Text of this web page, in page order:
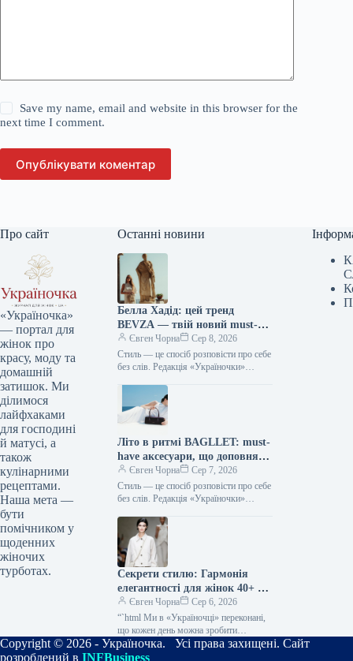
Save my name, email and website in this browser for the
next time I comment.
Опублікувати коментар
Про сайт
«Україночка»
— портал для
жінок про
красу, моду та
домашній
затишок. Ми
ділимося
лайфхаками
для господині
й матусі, а
також
кулінарними
рецептами.
Наша мета —
бути
помічником у
щоденних
жіночих
турботах.
Останні новини
Белла Хадід: цей тренд
BEVZA — твій новий must-
have сезону!
Євген Чорна
Сер 8, 2026
Стиль — це спосіб розповісти про себе
без слів. Редакція «Україночки»
тенденціями, і сьогодні ми
підготували…
Літо в ритмі BAGLLET: must-
have аксесуари, що доповнять
твій фешн-образ
Євген Чорна
Сер 7, 2026
Стиль — це спосіб розповісти про себе
без слів. Редакція «Україночки»
тенденціями, і сьогодні ми
підготували…
Секрети стилю: Гармонія
елегантності для жінок 40+ від
топ-стилістки
Євген Чорна
Сер 6, 2026
“`html Ми в «Україночці» переконані,
що кожен день можна зробити
особливим, якщо додати до нього
трішки натхнення. Сьогодні ми
Copyright © 2026 - Україночка. Усі права захищені. Сайт
розроблений в INFBusiness